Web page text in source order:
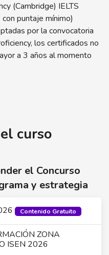
(Cambridge) IELTS
puntaje mínimo)
por la convocatoria
los certificados no
a 3 años al momento
curso
el Concurso
y estrategia
Contenido Gratuito
ZONA
ISEN 2026